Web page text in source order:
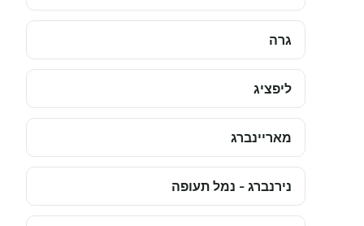
גרה
ליפציג
מאריינברג
נירנברג - נמל תעופה